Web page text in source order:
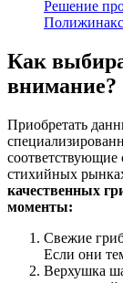
Решение
Как
внимание?
Приобретать
стихийных
качественных
моменты:
Свежие
Если они
Верхушка